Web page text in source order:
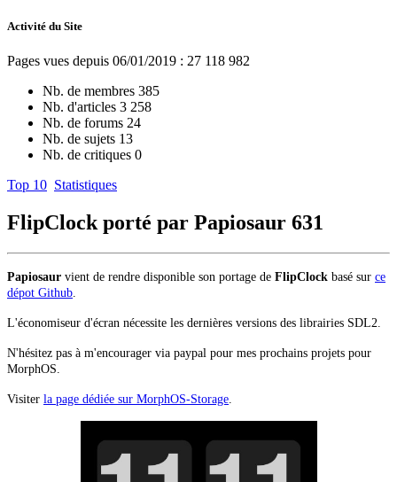
Activité du Site
Pages vues depuis 06/01/2019 : 27 118 982
Nb. de membres 385
Nb. d'articles 3 258
Nb. de forums 24
Nb. de sujets 13
Nb. de critiques 0
Top 10 Statistiques
FlipClock porté par Papiosaur 631
Papiosaur vient de rendre disponible son portage de FlipClock basé sur ce
dépot Github
L'économiseur d'écran nécessite les dernières versions des librairies SDL2.
N'hésitez pas à m'encourager via paypal pour mes prochains projets pour
MorphOS.
Visiter la page dédiée sur MorphOS-Storage